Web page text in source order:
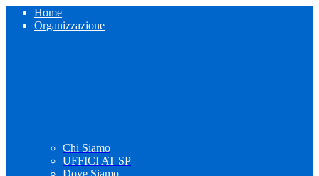
Home
Organizzazione
Chi Siamo
UFFICI AT SP